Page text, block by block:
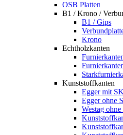
OSB Platten
B1 / Krono /
B1 / Gips
Krono
Echtholzkanten
Kunststoffkanten
Egger mit
Egger ohne
Westag